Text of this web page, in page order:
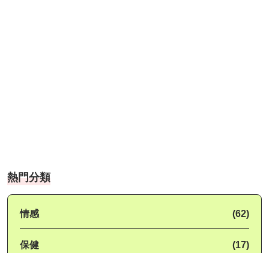
熱門分類
情感 (62)
保健 (17)